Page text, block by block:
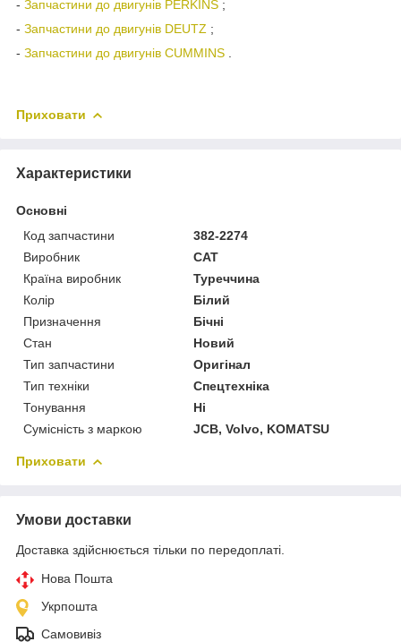
- Запчастини до двигунів PERKINS ;
- Запчастини до двигунів DEUTZ ;
- Запчастини до двигунів CUMMINS
Приховати
Характеристики
Основні
Код запчастини
382-2274
Виробник
CAT
Країна виробник
Туреччина
Колір
Білий
Призначення
Бічні
Стан
Новий
Тип запчастини
Оригінал
Тип техніки
Спецтехніка
Тонування
Ні
Сумісність з маркою
JCB, Volvo, KOMATSU
Приховати
Умови доставки
Доставка здійснюється тільки по передоплаті.
Нова Пошта
Укрпошта
Самовивіз